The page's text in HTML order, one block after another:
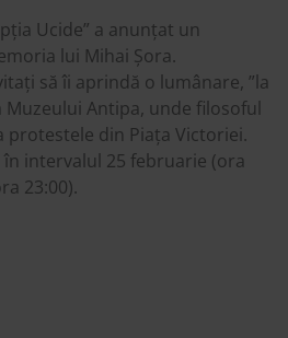
Ucide” a anunțat un
lui Mihai Șora.
să îi aprindă o lumânare, ”la
Antipa, unde filosoful
protestele din Piața Victoriei.
intervalul 25 februarie (ora
23:00).